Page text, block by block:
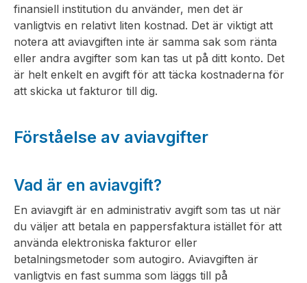
finansiell institution du använder, men det är
vanligtvis en relativt liten kostnad. Det är viktigt att
notera att aviavgiften inte är samma sak som ränta
eller andra avgifter som kan tas ut på ditt konto. Det
är helt enkelt en avgift för att täcka kostnaderna för
att skicka ut fakturor till dig.
Förståelse av aviavgifter
Vad är en aviavgift?
En aviavgift är en administrativ avgift som tas ut när
du väljer att betala en pappersfaktura istället för att
använda elektroniska fakturor eller
betalningsmetoder som autogiro. Aviavgiften är
vanligtvis en fast summa som läggs till på